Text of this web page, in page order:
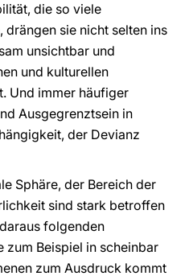
die so viele
sie nicht selten ins
unsichtbar und
und kulturellen
Und immer häufiger
Ausgegrenztsein in
der Devianz
Sphäre, der Bereich der
sind stark betroffen
folgenden
zum Beispiel in scheinbar
zum Ausdruck kommt